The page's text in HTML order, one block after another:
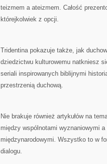
teizmem a ateizmem. Całość
którejkolwiek z opcji.
Tridentina pokazuje także, jak
dziedzictwu kulturowemu natkniesz
seriali inspirowanych biblijnymi
przestrzenią duchową.
Nie brakuje również artykułów na
między wspólnotami wyznaniowymi
międzynarodowymi. Wszystko to w
dialogu.